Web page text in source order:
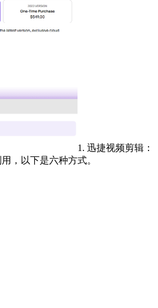
1. 迅捷视频剪辑：
，以下是六种方式。